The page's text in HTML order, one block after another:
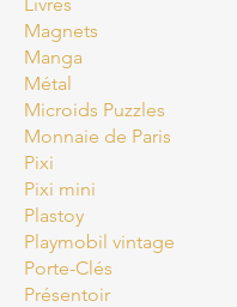
Magnets
Manga
Métal
Microids Puzzles
Monnaie de Paris
Pixi
Pixi mini
Plastoy
Playmobil vintage
Porte-Clés
Présentoir